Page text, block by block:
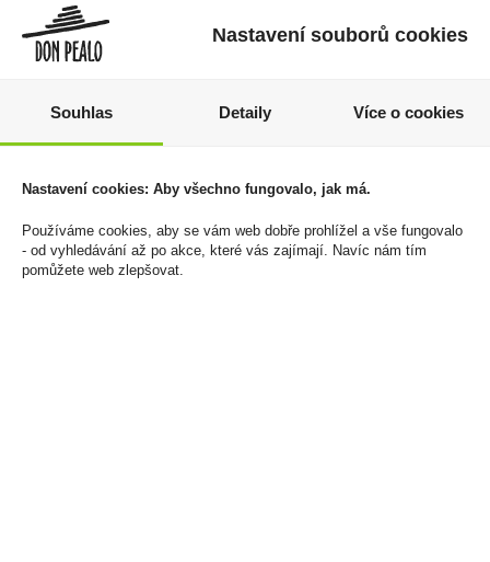
Cabernet Sauvignon
Kolonáda Valtice
100 Kč
Cena za:1 ks
Skladem:5 - 50 ks
819 Kč
Cena za:1 ks
Skladem:5 - 50 ks
Nastavení souborů cookies
Souhlas Detaily Více o cookies
Nastavení cookies: Aby všechno fungovalo, jak má.
Používáme cookies, aby se vám web dobře prohlížel a vše fungovalo
- od vyhledávání až po akce, které vás zajímají. Navíc nám tím
pomůžete web zlepšovat.